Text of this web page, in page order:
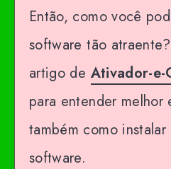
Então, como você
software tão
artigo de Ativador-e-
para entender melhor
também como
software.